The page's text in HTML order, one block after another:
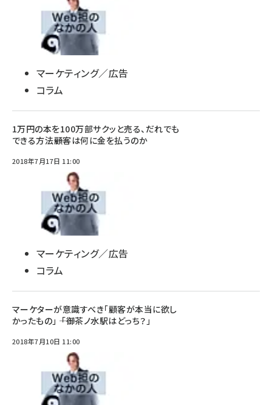
マーケティング／広告
コラム
1万円の本を100万部サクッと売る、だれでも
できる方法――顧客は何に金を払うのか
2018年7月17日 11:00
マーケティング／広告
コラム
マーケターが意識すべき「顧客が本当に欲し
かったもの」 ―― 「御茶ノ水駅はどっち？」
2018年7月10日 11:00